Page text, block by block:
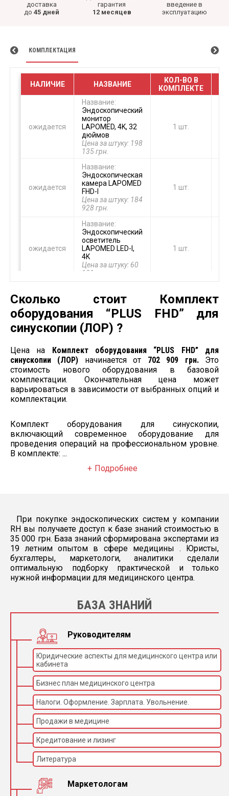
доставка
до 45 дней
гарантия
12 месяцев
введение в
эксплуатацию
КОМПЛЕКТАЦИЯ
НАЛИЧИЕ НАЗВАНИЕ
КОЛ-ВО В
КОМПЛЕКТЕ
ожидается
Название:
Эндоскопический
монитор
LAPOMED, 4K, 32
дюймов
Цена за штуку: 198
135 грн.
1 шт.
ожидается
Название:
Эндоскопическая
камера LAPOMED
FHD-I
Цена за штуку: 184
928 грн.
1 шт.
ожидается
Название:
Эндоскопический
осветитель
LAPOMED LED-I,
4K
Цена за штуку: 60
101 грн.
1 шт.
ожидается
Шейверная
система
LAPOMED (4000
об/мин) со
встроенной
помпой для
Цена за штуку: 157
281 грн.
Название:
Эндоскопическая
стойка
дюймов
Цена за штуку: 78
370 грн.
Сколько стоит Комплект
оборудования “PLUS FHD” для
синускопии (ЛОР) ?
Цена на Комплект оборудования “PLUS FHD” для
синускопии (ЛОР) начинается от 702 909 грн.Это
стоимость нового оборудования в базовой
комплектации. Окончательная цена может
варьироваться в зависимости от выбранных опций и
комплектации.
Комплект оборудования для синускопии,
включающий современное оборудование для
проведения операций на профессиональном уровне.
В комплекте: ...
Подробнее
При покупке эндоскопических систем у компании
RH вы получаете доступ к базе знаний стоимостью в
35 000 грн. База знаний сформирована экспертами из
19 летним опытом в сфере медицины . Юристы,
бухгалтеры, маркетологи, аналитики сделали
оптимальную подборку практической и только
нужной информации для медицинского центра.
БАЗА ЗНАНИЙ
Руководителям
Юридические аспекты для медицинского центра или
кабинета
Бизнес план медицинского центра
Налоги. Оформление. Зарплата. Увольнение.
Продажи в медицине
Кредитование и лизинг
Литература
Маркетологам